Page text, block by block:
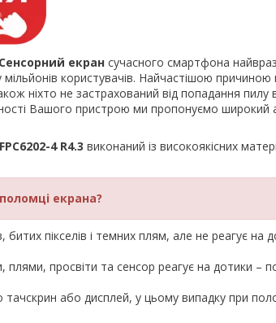
Сенсорний екран сучасного смартфона
користувачів. Найчастішою причиною
ніхто не застрахований від попадання пилу
Вашого пристрою ми пропонуємо широкий
4 R4.3 виконаний із високоякісних
екрана?
пікселів і темних плям, але не реагує на
просвіти та сенсор реагує на дотики –
або дисплей, у цьому випадку при